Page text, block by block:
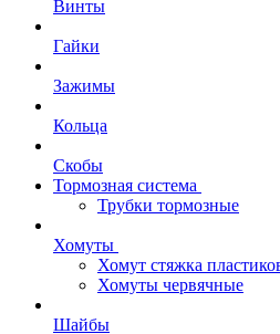
Винты
Гайки
Зажимы
Кольца
Скобы
Тормозная система
Трубки тормозные
Хомуты
Хомут стяжка
Хомуты червячные
Шайбы